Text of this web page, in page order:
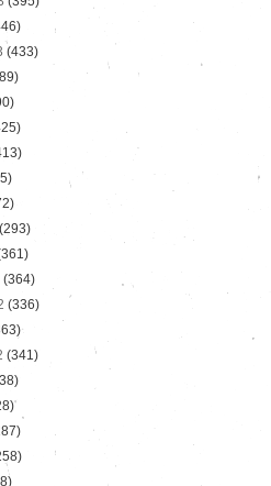
(433)
(293)
(364)
(336)
(341)